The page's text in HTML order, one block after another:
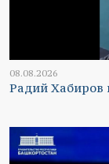
08.08.2026
Радий Хабиров